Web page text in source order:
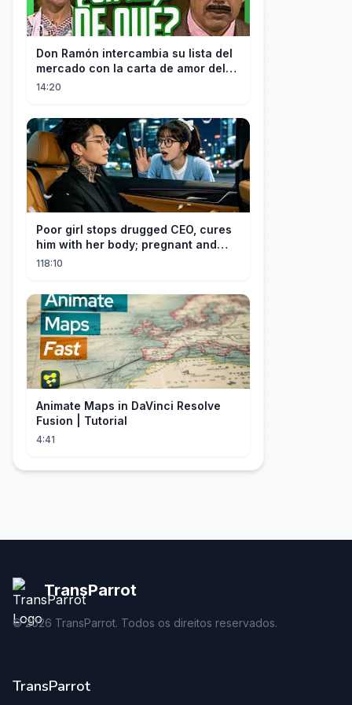
Don Ramón intercambia su lista del
mercado con la carta de amor del
Profesor
14:20
Poor girl stops drugged CEO, cures
him with her body; pregnant and
cherished
118:10
Animate Maps in DaVinci Resolve
Fusion | Tutorial
4:41
TransParrot
©2026 TransParrot. Todos os direitos reservados.
TransParrot